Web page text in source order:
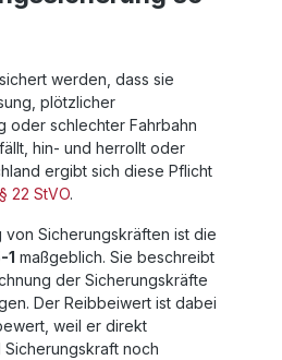
werden, dass sie
plötzlicher
oder schlechter Fahrbahn
hin- und herrollt oder
ergibt sich diese Pflicht
§ 22 StVO.
von Sicherungskräften ist die
1 maßgeblich. Sie beschreibt
der Sicherungskräfte
Der Reibbeiwert ist dabei
weil er direkt
noch